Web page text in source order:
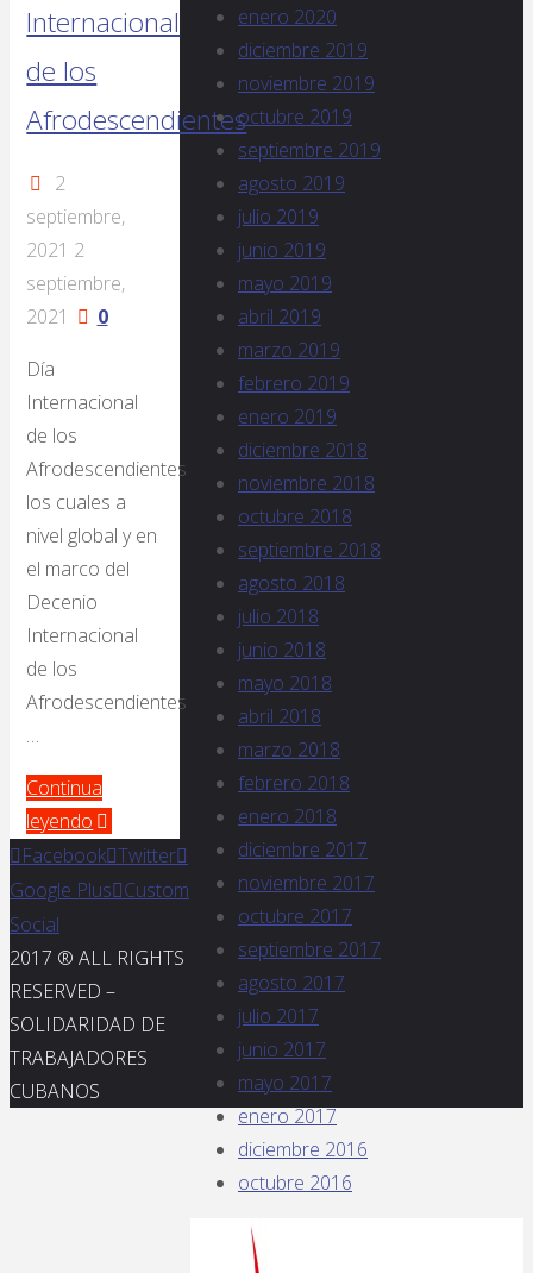
Internacional
de los
Afrodescendientes
2
septiembre,
2021 2
septiembre,
2021
0
Día
Internacional
de los
Afrodescendientes
los cuales a
nivel global y en
el marco del
Decenio
Internacional
de los
Afrodescendientes
…
Continua
leyendo
enero 2020
diciembre 2019
noviembre 2019
octubre 2019
septiembre 2019
agosto 2019
julio 2019
junio 2019
mayo 2019
abril 2019
marzo 2019
febrero 2019
enero 2019
diciembre 2018
noviembre 2018
octubre 2018
septiembre 2018
agosto 2018
julio 2018
junio 2018
mayo 2018
abril 2018
marzo 2018
febrero 2018
enero 2018
diciembre 2017
noviembre 2017
octubre 2017
septiembre 2017
agosto 2017
julio 2017
junio 2017
mayo 2017
enero 2017
diciembre 2016
octubre 2016
Facebook Twitter
Google Plus Custom
Social
2017 ® ALL RIGHTS
RESERVED –
SOLIDARIDAD DE
TRABAJADORES
CUBANOS